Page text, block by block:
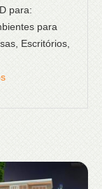
para:
para
Escritórios,